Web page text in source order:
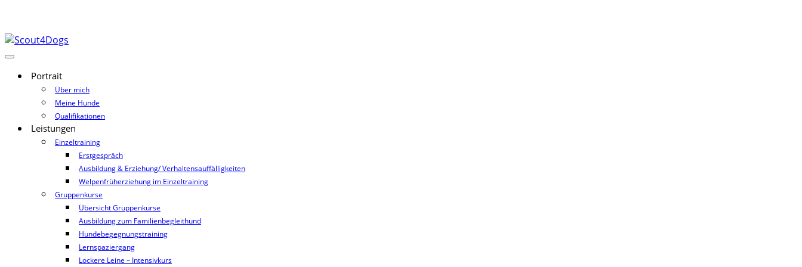
Portrait
Über mich
Meine Hunde
Qualifikationen
Leistungen
Einzeltraining
Erstgespräch
Ausbildung & Erziehung/ Verhaltensauffälligkeiten
Welpenfrüherziehung im Einzeltraining
Gruppenkurse
Übersicht Gruppenkurse
Ausbildung zum Familienbegleithund
Hundebegegnungstraining
Lernspaziergang
Lockere Leine – Intensivkurs